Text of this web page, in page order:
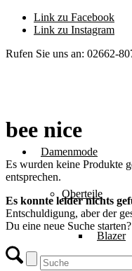
Link zu Facebook
Link zu Instagram
Rufen Sie uns an: 02662-
Damenmode
Oberteile
Blazer
bee nice
Es wurden keine Produkte
entsprechen.
Es konnte leider nichts
Entschuldigung, aber der
Du eine neue Suche starten?